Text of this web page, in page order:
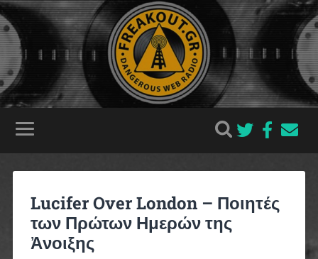
Lucifer Over London – Ποιητές
των Πρώτων Ημερών της
Ἀνοιξης